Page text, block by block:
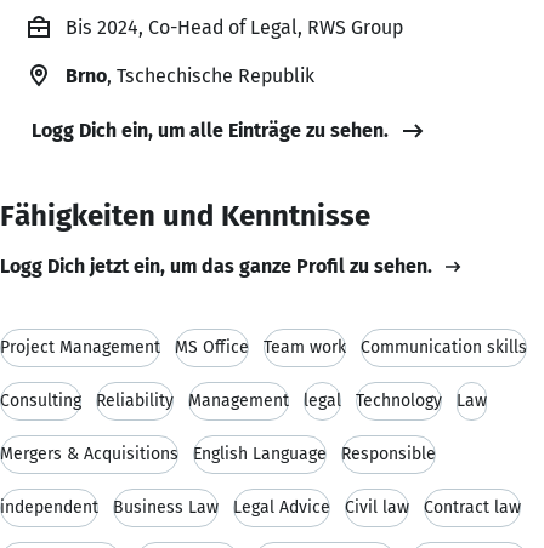
Bis 2024, Co-Head of Legal, RWS Group
Brno, Tschechische Republik
Logg Dich ein, um alle Einträge zu sehen.
Fähigkeiten und Kenntnisse
Logg Dich jetzt ein, um das ganze Profil zu sehen.
Project Management MS Office Team work Communication skills
Consulting Reliability Management legal Technology Law
Mergers & Acquisitions English Language Responsible
independent Business Law Legal Advice Civil law Contract law